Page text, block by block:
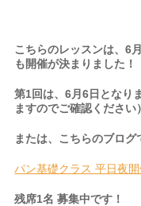
こちらのレッスンは、6
も開催が決まりました！
第1回は、6月6日となり
ますのでご確認ください）
または、こちらのブロ
パン基礎クラス 平日夜
残席1名 募集中です！